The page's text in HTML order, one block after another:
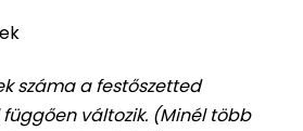
száma afestőszetted
változik. (Minél több